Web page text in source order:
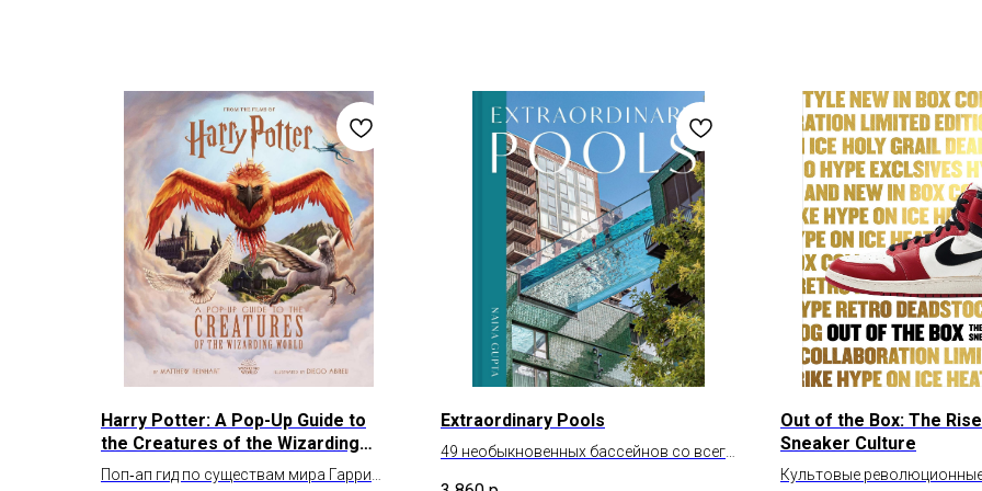
Harry Potter: A Pop-Up Guide to
the Creatures of the Wizarding
World
Поп‑ап гид по существам мира Гарри
Extraordinary Pools
49 необыкновенных бассейнов со всего
Out of the Box: The
Sneaker Culture
Культовые